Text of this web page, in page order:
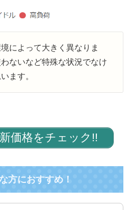
によって大きく異なりま
ないなど特殊な状況でなけ
ます。
価格をチェック!!
方におすすめ！